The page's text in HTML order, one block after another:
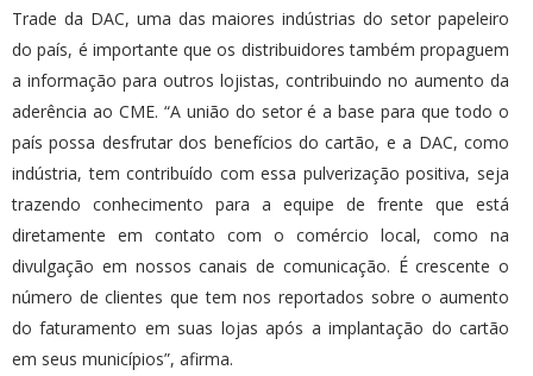
Trade da DAC, uma das maiores indústrias do setor papeleiro
do país, é importante que os distribuidores também propaguem
a informação para outros lojistas, contribuindo no aumento da
aderência ao CME. “A união do setor é a base para que todo o
país possa desfrutar dos benefícios do cartão, e a DAC, como
indústria, tem contribuído com essa pulverização positiva, seja
trazendo conhecimento para a equipe de frente que está
diretamente em contato com o comércio local, como na
divulgação em nossos canais de comunicação. É crescente o
número de clientes que tem nos reportados sobre o aumento
do faturamento em suas lojas após a implantação do cartão
em seus municípios”, afirma.